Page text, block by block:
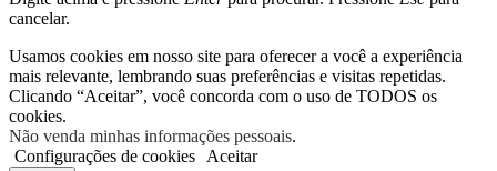
cancelar.
Usamos cookies em nosso site para oferecer a você a experiência
mais relevante, lembrando suas preferências e visitas repetidas.
Clicando “Aceitar”, você concorda com o uso de TODOS os
cookies.
Não venda minhas informações pessoais.
Configurações de cookies
Aceitar